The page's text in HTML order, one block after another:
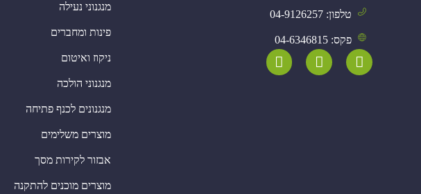
טלפון: 04-9126257
פקס: 04-6346815
מנגנוני נעילה
פינות ומחברים
ניקוז ואיטום
מנגנוני הולכה
מנגנונים לכנף פתיחה
מוצרים משלימים
אבזור לקירות מסך
מוצרים מוכנים להתקנה